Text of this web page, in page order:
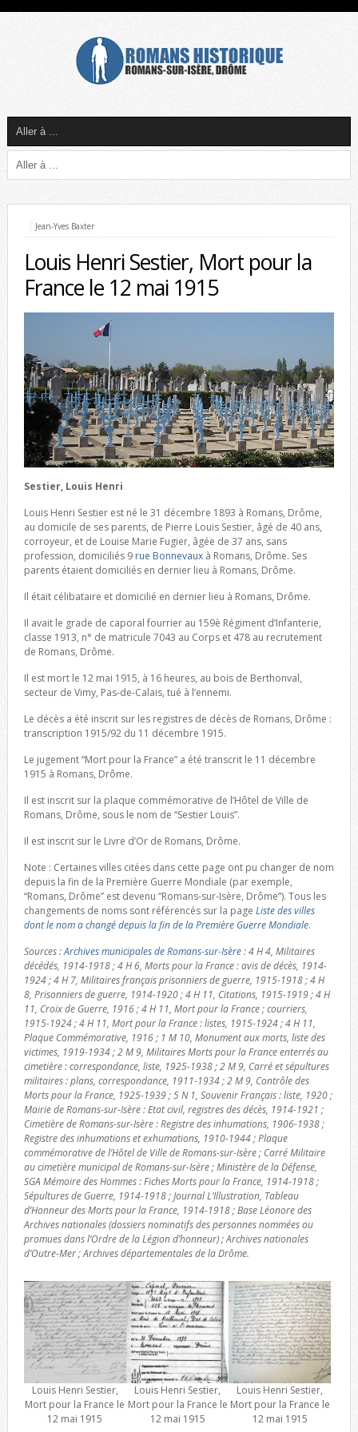
Jean-Yves Baxter
Louis Henri Sestier, Mort pour la
France le 12 mai 1915
Sestier, Louis Henri
Louis Henri Sestier est né le 31 décembre 1893 à Romans, Drôme,
au domicile de ses parents, de Pierre Louis Sestier, âgé de 40 ans,
corroyeur, et de Louise Marie Fugier, âgée de 37 ans, sans
profession, domiciliés 9 rue Bonnevauxà Romans, Drôme. Ses
parents étaient domiciliés en dernier lieu à Romans, Drôme.
Il était célibataire et domicilié en dernier lieu à Romans, Drôme.
Il avait le grade de caporal fourrier au 159è Régiment d’Infanterie,
classe 1913, n° de matricule 7043 au Corps et 478 au recrutement
de Romans, Drôme.
Il est mort le 12 mai 1915, à 16 heures, au bois de Berthonval,
secteur de Vimy, Pas-de-Calais, tué à l’ennemi.
Le décès a été inscrit sur les registres de décès de Romans, Drôme :
transcription 1915/92 du 11 décembre 1915.
Le jugement “Mort pour la France” a été transcrit le 11 décembre
1915 à Romans, Drôme.
Il est inscrit sur la plaque commémorative de l’Hôtel de Ville de
Romans, Drôme, sous le nom de “Sestier Louis”.
Il est inscrit sur le Livre d’Or de Romans, Drôme.
Note : Certaines villes citées dans cette page ont pu changer de nom
depuis la fin de la Première Guerre Mondiale (par exemple,
“Romans, Drôme” est devenu “Romans-sur-Isère, Drôme”). Tous les
changements de noms sont référencés sur la page Liste des villes
dont le nom a changé depuis la fin de la Première Guerre Mondiale.
Sources :Archives municipales de Romans-sur-Isère: 4 H 4, Militaires
décédés, 1914-1918 ; 4 H 6, Morts pour la France : avis de décès, 1914-
1924 ; 4 H 7, Militaires français prisonniers de guerre, 1915-1918 ; 4 H
8, Prisonniers de guerre, 1914-1920 ; 4 H 11, Citations, 1915-1919 ; 4 H
11, Croix de Guerre, 1916 ; 4 H 11, Mort pour la France ; courriers,
1915-1924 ; 4 H 11, Mort pour la France : listes, 1915-1924 ; 4 H 11,
Plaque Commémorative, 1916 ; 1 M 10, Monument aux morts, liste des
victimes, 1919-1934 ; 2 M 9, Militaires Morts pour la France enterrés au
cimetière : correspondance, liste, 1925-1938 ; 2 M 9, Carré et sépultures
militaires : plans, correspondance, 1911-1934 ; 2 M 9, Contrôle des
Morts pour la France, 1925-1939 ; 5 N 1, Souvenir Français : liste, 1920 ;
Mairie de Romans-sur-Isère : Etat civil, registres des décès, 1914-1921 ;
Cimetière de Romans-sur-Isère : Registre des inhumations, 1906-1938 ;
Registre des inhumations et exhumations, 1910-1944 ; Plaque
commémorative de l’Hôtel de Ville de Romans-sur-Isère ; Carré Militaire
au cimetière municipal de Romans-sur-Isère ; Ministère de la Défense,
SGA Mémoire des Hommes : Fiches Morts pour la France, 1914-1918 ;
Sépultures de Guerre, 1914-1918 ; Journal L’Illustration, Tableau
d’Honneur des Morts pour la France, 1914-1918 ; Base Léonore des
Archives nationales (dossiers nominatifs des personnes nommées ou
promues dans l’Ordre de la Légion d’honneur) ; Archives nationales
d’Outre-Mer ; Archives départementales de la Drôme.
Louis Henri Sestier,
Mort pour la France le
12 mai 1915
Louis Henri Sestier,
Mort pour la France le
12 mai 1915
Louis Henri Sestier,
Mort pour la France le
12 mai 1915